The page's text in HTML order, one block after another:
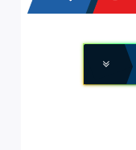
Ses
İz Adı